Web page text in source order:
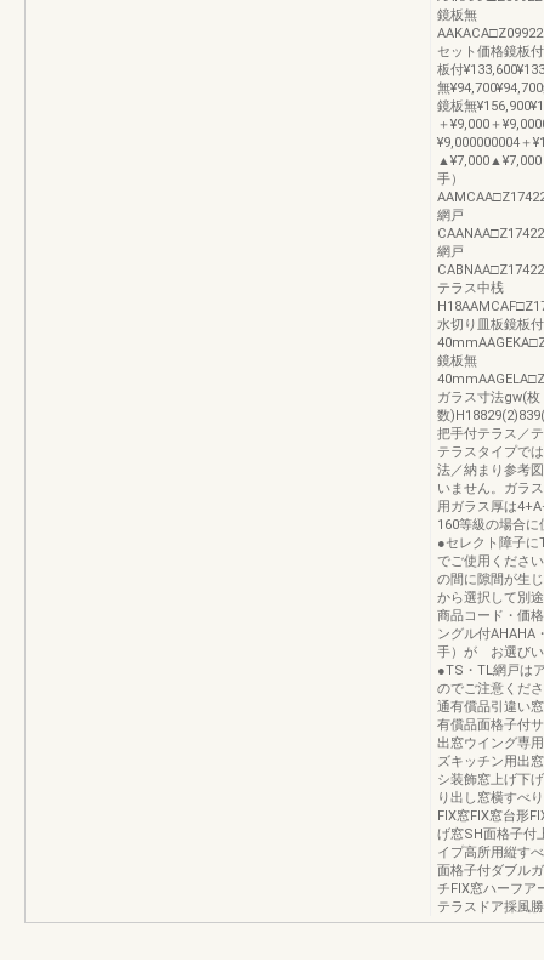
鏡板無
セット価格鏡板
板付
無
鏡板無
＋¥9,000＋
¥9,000000004＋
手）
網戸
網戸
テラス中桟
水切り皿板鏡板付
鏡板無
ガラス寸法gw(枚
数
把手付テラス／
テラスタイプで
法／納まり参考
いません。ガラ
用ガラス厚は
160等級の場合
●セレクト障子
でご使用くださ
の間に隙間が生
から選択して別
商品コード・価
ングル付AHAHA
手）が お選びい
●TS・TL網戸は
のでご注意くだ
通有償品引違い
有償品面格子付
出窓ウイング専
ズキッチン用出
シ装飾窓上げ下
り出し窓横すべ
FIX窓FIX窓台形
げ窓SH面格子付
イプ高所用縦す
面格子付ダブル
チFIX窓ハーフア
テラスドア採風